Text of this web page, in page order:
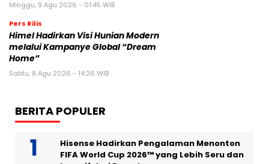
Minggu, 9 Agu 2026 - 01:45 WIB
Pers Rilis
Himel Hadirkan Visi Hunian Modern
melalui Kampanye Global “Dream
Home”
Sabtu, 8 Agu 2026 - 14:26 WIB
BERITA POPULER
Hisense Hadirkan Pengalaman Menonton
FIFA World Cup 2026™ yang Lebih Seru dan